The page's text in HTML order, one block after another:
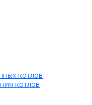
котлов
котлов